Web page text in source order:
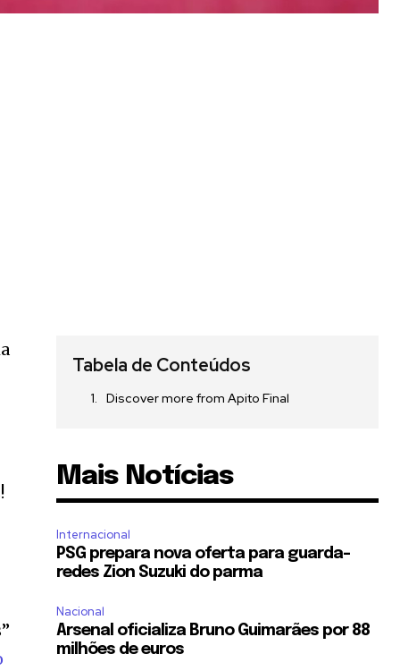
Tabela de Conteúdos
Discover more from Apito Final
Mais Notícias
Internacional
PSG prepara nova oferta para guarda-
redes Zion Suzuki do parma
Nacional
Arsenal oficializa Bruno Guimarães por 88
milhões de euros